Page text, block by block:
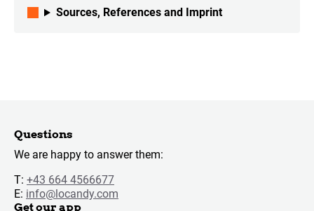
Sources, References and Imprint
Questions
We are happy to answer them:
T: +43 664 4566677
E: info@locandy.com
Get our app